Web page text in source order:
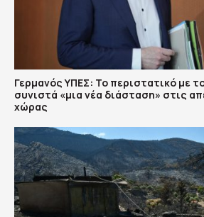
Γερμανός ΥΠΕΣ: Το περιστατικό με
συνιστά «μια νέα διάσταση» στις
χώρας